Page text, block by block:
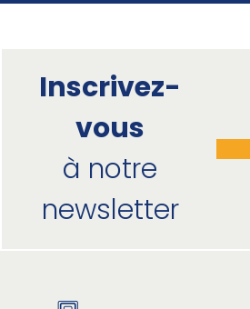
Inscrivez-
vous
à notre
newsletter